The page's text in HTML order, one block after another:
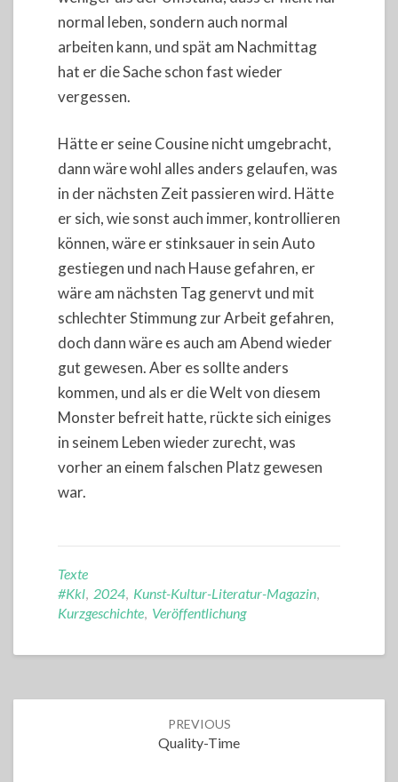
normal leben, sondern auch normal
arbeiten kann, und spät am Nachmittag
hat er die Sache schon fast wieder
vergessen.
Hätte er seine Cousine nicht umgebracht,
dann wäre wohl alles anders gelaufen, was
in der nächsten Zeit passieren wird. Hätte
er sich, wie sonst auch immer, kontrollieren
können, wäre er stinksauer in sein Auto
gestiegen und nach Hause gefahren, er
wäre am nächsten Tag genervt und mit
schlechter Stimmung zur Arbeit gefahren,
doch dann wäre es auch am Abend wieder
gut gewesen. Aber es sollte anders
kommen, und als er die Welt von diesem
Monster befreit hatte, rückte sich einiges
in seinem Leben wieder zurecht, was
vorher an einem falschen Platz gewesen
war.
Texte
#kkl 2024 Kunst-Kultur-Literatur-Magazin
Kurzgeschichte Veröffentlichung
PREVIOUS
Quality-Time